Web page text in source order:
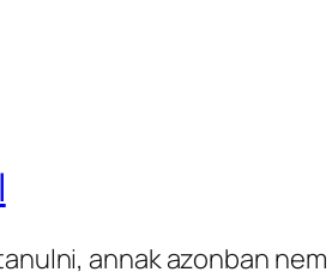
annak azonban